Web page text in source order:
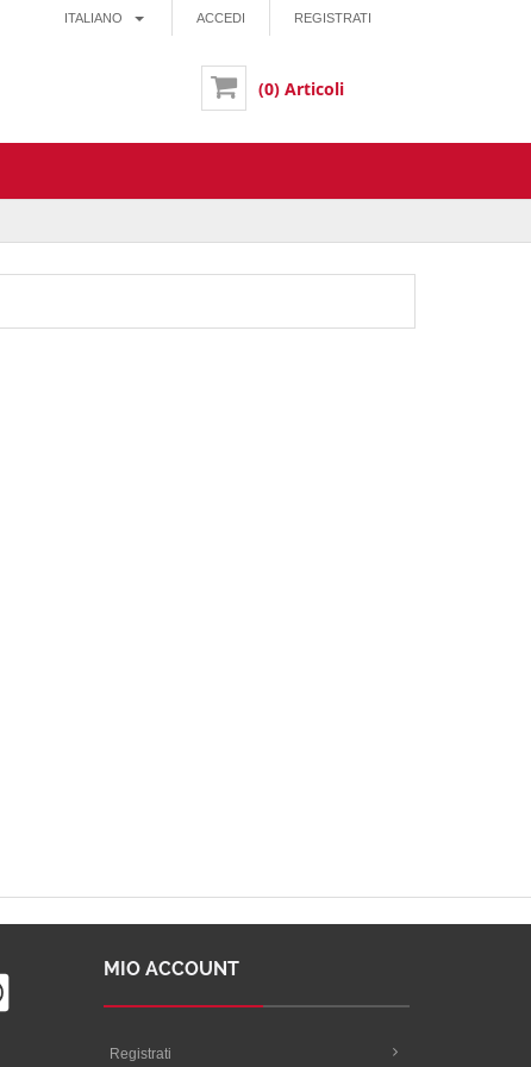
ACCEDI REGISTRATI
ITALIANO
(0) Articoli
MIO ACCOUNT
Registrati